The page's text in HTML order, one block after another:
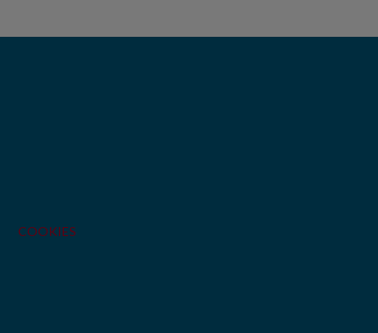
COOKIES